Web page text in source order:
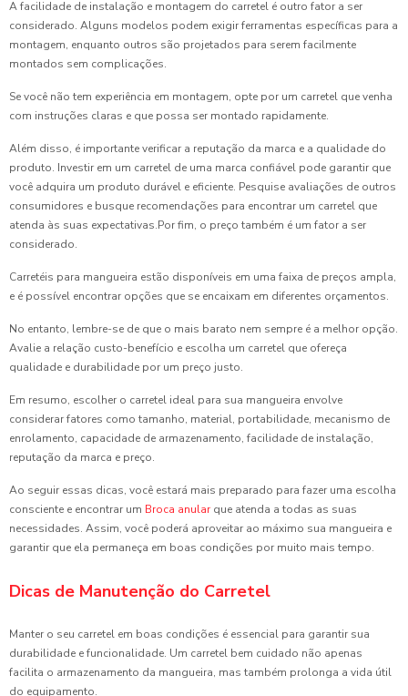
A facilidade de instalação e montagem do carretel é outro fator a ser
considerado. Alguns modelos podem exigir ferramentas específicas para a
montagem, enquanto outros são projetados para serem facilmente
montados sem complicações.
Se você não tem experiência em montagem, opte por um carretel que venha
com instruções claras e que possa ser montado rapidamente.
Além disso, é importante verificar a reputação da marca e a qualidade do
produto. Investir em um carretel de uma marca confiável pode garantir que
você adquira um produto durável e eficiente. Pesquise avaliações de outros
consumidores e busque recomendações para encontrar um carretel que
atenda às suas expectativas.Por fim, o preço também é um fator a ser
considerado.
Carretéis para mangueira estão disponíveis em uma faixa de preços ampla,
e é possível encontrar opções que se encaixam em diferentes orçamentos.
No entanto, lembre-se de que o mais barato nem sempre é a melhor opção.
Avalie a relação custo-benefício e escolha um carretel que ofereça
qualidade e durabilidade por um preço justo.
Em resumo, escolher o carretel ideal para sua mangueira envolve
considerar fatores como tamanho, material, portabilidade, mecanismo de
enrolamento, capacidade de armazenamento, facilidade de instalação,
reputação da marca e preço.
Ao seguir essas dicas, você estará mais preparado para fazer uma escolha
consciente e encontrar um Broca anularque atenda a todas as suas
necessidades. Assim, você poderá aproveitar ao máximo sua mangueira e
garantir que ela permaneça em boas condições por muito mais tempo.
Dicas de Manutenção do Carretel
Manter o seu carretel em boas condições é essencial para garantir sua
durabilidade e funcionalidade. Um carretel bem cuidado não apenas
facilita o armazenamento da mangueira, mas também prolonga a vida útil
do equipamento.